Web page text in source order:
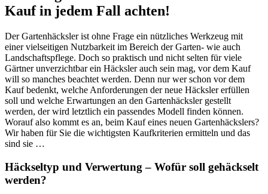
Kauf in jedem Fall achten!
Der Gartenhäcksler ist ohne Frage ein nützliches Werkzeug mit
einer vielseitigen Nutzbarkeit im Bereich der Garten- wie auch
Landschaftspflege. Doch so praktisch und nicht selten für viele
Gärtner unverzichtbar ein Häcksler auch sein mag, vor dem Kauf
will so manches beachtet werden. Denn nur wer schon vor dem
Kauf bedenkt, welche Anforderungen der neue Häcksler erfüllen
soll und welche Erwartungen an den Gartenhäcksler gestellt
werden, der wird letztlich ein passendes Modell finden können.
Worauf also kommt es an, beim Kauf eines neuen Gartenhäckslers?
Wir haben für Sie die wichtigsten Kaufkriterien ermitteln und das
sind sie …
Häckseltyp und Verwertung – Wofür soll gehäckselt
werden?